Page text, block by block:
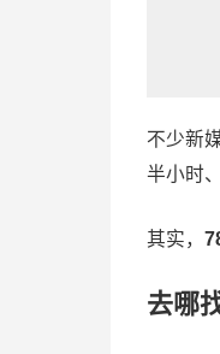
不少新
半小时
其实，
去哪